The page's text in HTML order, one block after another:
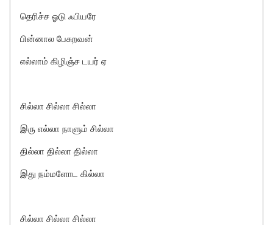
தெரிச்ச ஓடு ஃபியரே
பின்னால பேசுறவன்
எல்லாம் கிழிஞ்ச டயர் ஏ
சில்லா சில்லா சில்லா
இரு எல்லா நாளும் சில்லா
தில்லா தில்லா தில்லா
இது நம்மளோட கில்லா
சில்லா சில்லா சில்லா